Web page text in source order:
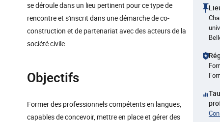
se déroule dans un lieu pertinent pour ce type de
rencontre et s'inscrit dans une démarche de co-
construction et de partenariat avec des acteurs de la
société civile.
Objectifs
Former des professionnels compétents en langues,
capables de concevoir, mettre en place et gérer des